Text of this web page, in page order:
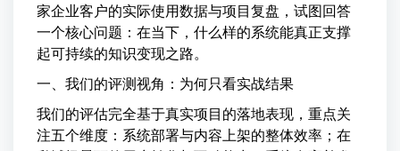
家企业客户的实际使用数据与项目复盘，试图回答
一个核心问题：在当下，什么样的系统能真正支撑
起可持续的知识变现之路。
一、我们的评测视角：为何只看实战结果
我们的评估完全基于真实项目的落地表现，重点关
注五个维度：系统部署与内容上架的整体效率；在